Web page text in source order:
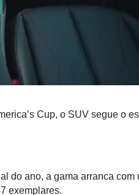
Cup, o SUV segue o
do ano, a gama arranca com
exemplares.